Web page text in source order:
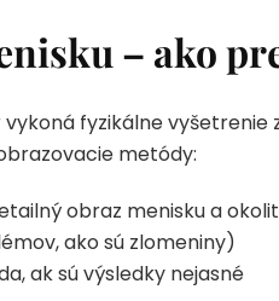
– ako
fyzikálne
metódy:
obraz menisku a
ako sú zlomeniny)
ak sú výsledky nejasné